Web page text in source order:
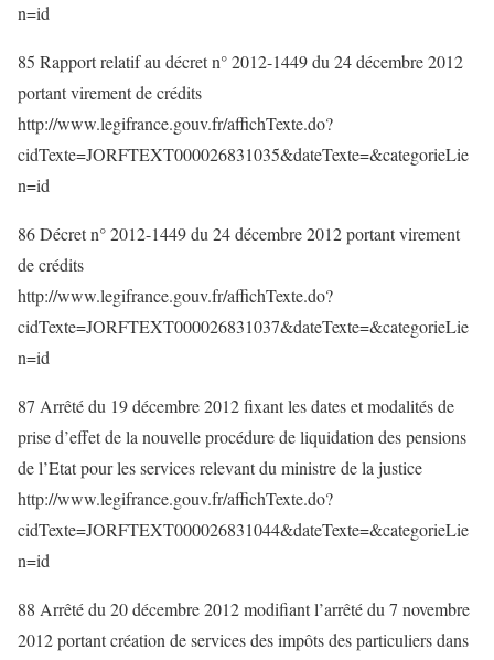
n=id
85 Rapport relatif au décret n° 2012-1449 du 24 décembre 2012
portant virement de crédits
http://www.legifrance.gouv.fr/affichTexte.do?
cidTexte=JORFTEXT000026831035&dateTexte=&categorieLie
n=id
86 Décret n° 2012-1449 du 24 décembre 2012 portant virement
de crédits
http://www.legifrance.gouv.fr/affichTexte.do?
cidTexte=JORFTEXT000026831037&dateTexte=&categorieLie
n=id
87 Arrêté du 19 décembre 2012 fixant les dates et modalités de
prise d’effet de la nouvelle procédure de liquidation des pensions
de l’Etat pour les services relevant du ministre de la justice
http://www.legifrance.gouv.fr/affichTexte.do?
cidTexte=JORFTEXT000026831044&dateTexte=&categorieLie
n=id
88 Arrêté du 20 décembre 2012 modifiant l’arrêté du 7 novembre
2012 portant création de services des impôts des particuliers dans